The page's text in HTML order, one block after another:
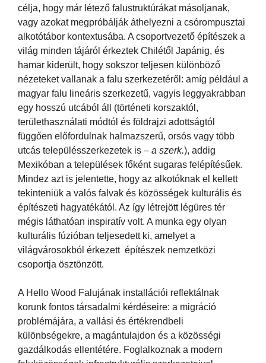
célja, hogy már létező falustruktúrákat másoljanak,
vagy azokat megpróbálják áthelyezni a csórompusztai
alkotótábor kontextusába. A csoportvezető építészek a
világ minden tájáról érkeztek Chilétől Japánig, és
hamar kiderült, hogy sokszor teljesen különböző
nézeteket vallanak a falu szerkezetéről: amíg például a
magyar falu lineáris szerkezetű, vagyis leggyakrabban
egy hosszú utcából áll (történeti korszaktól,
területhasználati módtól és földrajzi adottságtól
függően előfordulnak halmazszerű, orsós vagy több
utcás településszerkezetek is – a szerk.), addig
Mexikóban a települések főként sugaras felépítésűek.
Mindez azt is jelentette, hogy az alkotóknak el kellett
tekinteniük a valós falvak és közösségek kulturális és
építészeti hagyatékától. Az így létrejött légüres tér
mégis láthatóan inspiratív volt. A munka egy olyan
kulturális fúzióban teljesedett ki, amelyet a
világvárosokból érkezett építészek nemzetközi
csoportja ösztönzött.
A Hello Wood Falujának installációi reflektálnak
korunk fontos társadalmi kérdéseire: a migráció
problémájára, a vallási és értékrendbeli
különbségekre, a magántulajdon és a közösségi
gazdálkodás ellentétére. Foglalkoznak a modern